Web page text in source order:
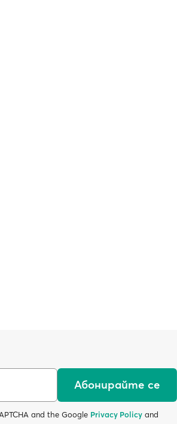
Абонирайте се
and the Google Privacy Policy and